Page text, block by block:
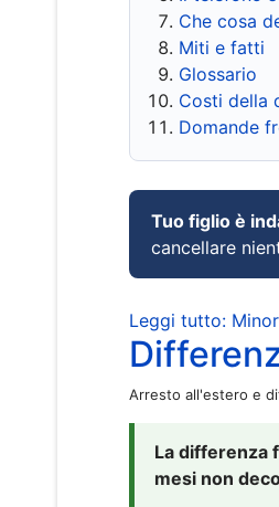
Che cosa
Miti e fatti
Glossario
Costi della
Domande
Tuo figlio è
cancellare
Leggi tutto:
Arresto all'estero e
La differenza
mesi non